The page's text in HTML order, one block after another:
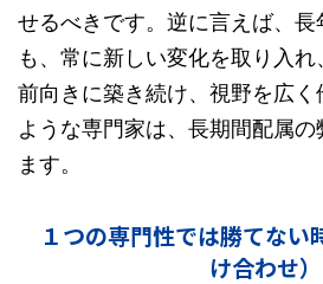
せるべきです。逆に言えば、長
も、常に新しい変化を取り入
前向きに築き続け、視野を広
ような専門家は、長期間配属の
ます。
１つの専門性では勝てない
け合わせ）